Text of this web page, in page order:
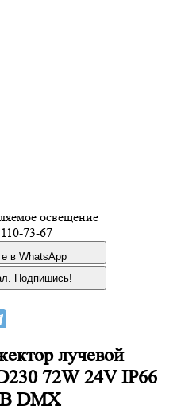
освещение
73-67
в WhatsApp
Подпишись!
лучевой
72W 24V IP66
DMX